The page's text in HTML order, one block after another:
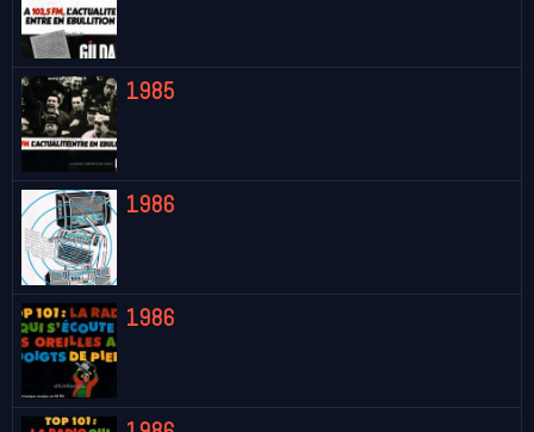
1985
1986
1986